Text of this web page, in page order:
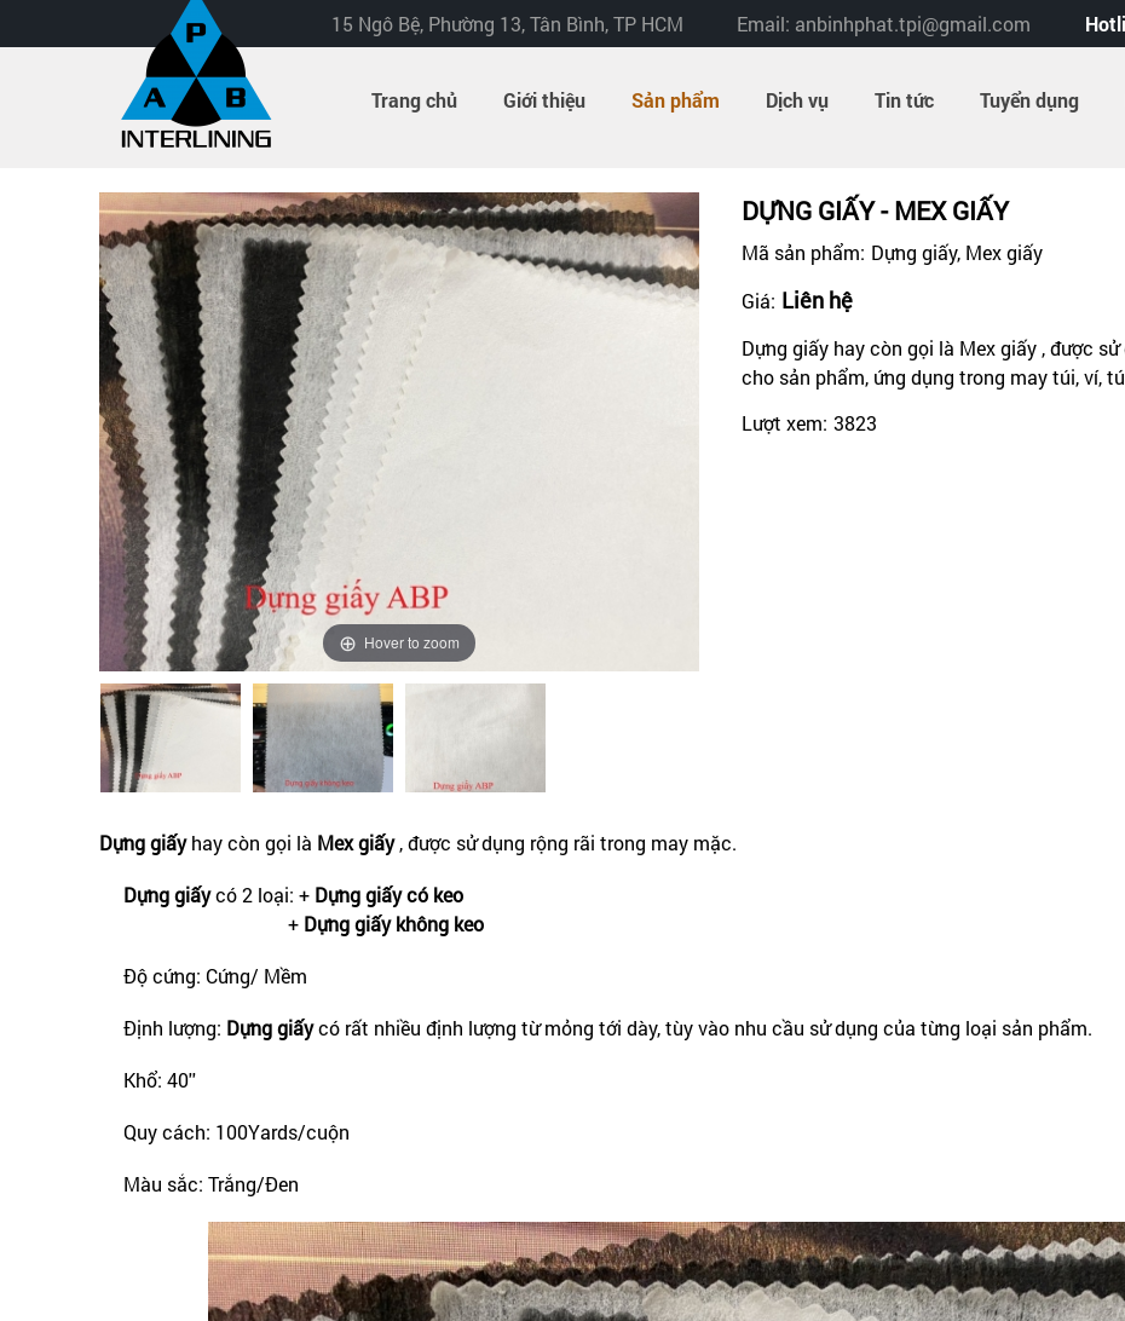
15 Ngô Bệ, Phường 13, Tân Bình, TP HCM Email: anbinhphat.tpi@gmail.com
Trang chủ Giới thiệu Sản phẩm Dịch vụ Tin tức Tuyển dụng
Hover to zoom
DỰNG GIẤY - MEX GIẤY
Mã sản phẩm: Dựng giấy, Mex giấy
Giá: Liên hệ
Dựng giấy hay còn gọi là Mex giấy , được
cho sản phẩm, ứng dụng trong may túi, ví,
Lượt xem: 3823
Dựng giấyhay còn gọi là Mex giấy, được sử dụng rộng rãi trong may mặc.
Dựng giấycó 2 loại: + Dựng giấy có keo
+ Dựng giấy không keo
Độ cứng: Cứng/ Mềm
Định lượng: Dựng giấycó rất nhiều định lượng từ mỏng tới dày, tùy vào nhu cầu sử dụng của từng loại sản phẩm.
Khổ: 40''
Quy cách: 100Yards/cuộn
Màu sắc: Trắng/Đen